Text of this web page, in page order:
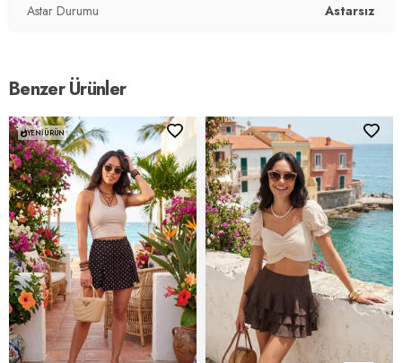
Astar Durumu Astarsız
Benzer Ürünler
YENI ÜRÜN